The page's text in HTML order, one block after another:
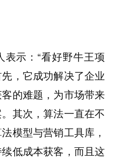
示：“看好野牛王项
，它成功解决了企业
的难题，为市场带来
其次，算法一直在不
模型与营销工具库，
低成本获客，而且这